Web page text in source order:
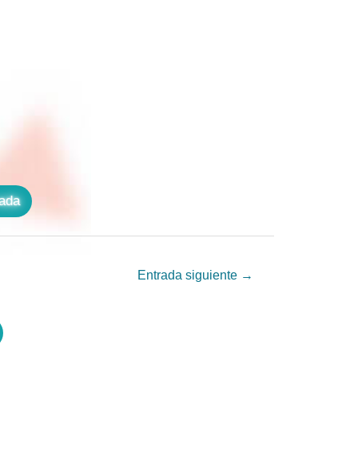
Entrada siguiente →